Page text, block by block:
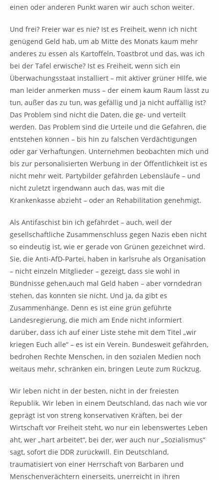
einen oder anderen Punkt waren wir auch schon weiter.
Und frei? Freier war es nie? Ist es Freiheit, wenn ich nicht
genügend Geld hab, um ab Mitte des Monats kaum mehr
anderes zu essen als Kartoffeln, Toastbrot und das, was ich
bei der Tafel erwische? Ist es Freiheit, wenn sich ein
Überwachungsstaat installiert – mit aktiver grüner HIlfe, wie
man leider anmerken muss – der einem kaum Raum lässt zu
tun, außer das zu tun, was gefällig und ja nicht auffällig ist?
Das Problem sind nicht die Daten, die ge- und verteilt
werden. Das Problem sind die Urteile und die Gefahren, die
entstehen können – bis hin zu falschen Verdächtigungen
oder gar Verhaftungen. Unternehmen beobachten mich und
bis zur personalisierten Werbung in der Öffentlichkeit ist es
nicht mehr weit. Partybilder gefährden Lebensläufe – und
nicht zuletzt irgendwann auch das, was mit die
Krankenkasse abzieht – oder an Rehabilitation genehmigt.
Als Antifaschist bin ich gefährdet – auch, weil der
gesellschaftliche Zusammenschluss gegen Nazis eben nicht
so eindeutig ist, wie er gerade von Grünen gezeichnet wird.
Sie, die Anti-AfD-Partei, haben in karlsruhe als Organisation
– nicht einzeln Mitglieder – gezeigt, dass sie wohl in
Bündnisse gehen,auch mal Geld haben – aber vorndedran
stehen, das konnten sie nicht. Und ja, da gibt es
Zusammenhänge. Denn es ist eine grün geführte
Landesregierung, die mich am Ende nicht informiert
darüber, dass ich auf einer Liste stehe mit dem Titel „wir
kriegen Euch alle“ – es ist ein Verein. Bundesweit gefährden,
bedrohen Rechte Menschen, in den sozialen Medien noch
weitaus mehr, schränken ein, bringen Leute zum Rückzug.
Wir leben nicht in der besten, nicht in der freiesten
Republik. Wir leben in einem Deutschland, das nach wie vor
geprägt ist von streng konservativen Kräften, bei der
Wirtschaft vor Freiheit steht, wo nur ein lebenswertes Leben
aht, wer „hart arbeitet“, bei der, wer auch nur „Sozialismus“
sagt, sofort die DDR zurückwill. Ein Deutschland,
traumatisiert von einer Herrschaft von Barbaren und
Menschenverächtern einerseits, unerreicht in ihren